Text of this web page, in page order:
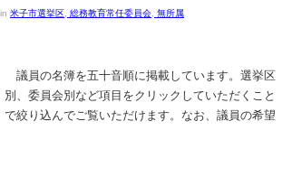
in 米子市選挙区 総務教育常任委員会 無所属
議員の名簿を五十音順に掲載しています。選挙区
別、委員会別など項目をクリックしていただくこと
で絞り込んでご覧いただけます。なお、議員の希望